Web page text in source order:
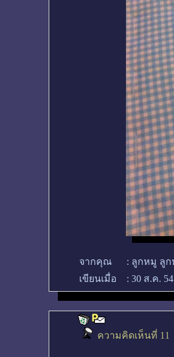
จากคุณ : ลูกหมู ลูก
เขียนเมื่อ
: 30 ส.ค.
ความคิดเห็นที่ 11